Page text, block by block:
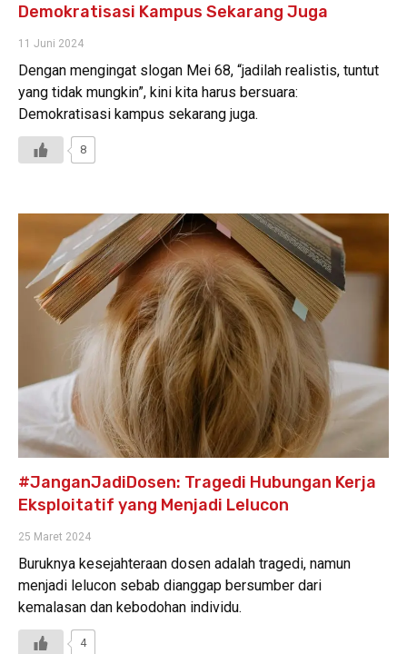
Demokratisasi Kampus Sekarang Juga
11 Juni 2024
Dengan mengingat slogan Mei 68, “jadilah realistis, tuntut
yang tidak mungkin”, kini kita harus bersuara:
Demokratisasi kampus sekarang juga.
8
#JanganJadiDosen: Tragedi Hubungan Kerja
Eksploitatif yang Menjadi Lelucon
25 Maret 2024
Buruknya kesejahteraan dosen adalah tragedi, namun
menjadi lelucon sebab dianggap bersumber dari
kemalasan dan kebodohan individu.
4